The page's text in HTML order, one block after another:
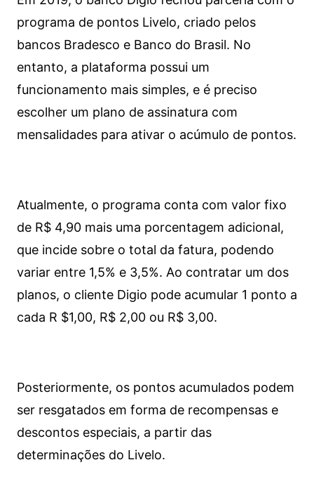
programa de pontos Livelo, criado pelos
bancos Bradesco e Banco do Brasil. No
entanto, a plataforma possui um
funcionamento mais simples, e é preciso
escolher um plano de assinatura com
mensalidades para ativar o acúmulo de pontos.
Atualmente, o programa conta com valor fixo
de R$ 4,90 mais uma porcentagem adicional,
que incide sobre o total da fatura, podendo
variar entre 1,5% e 3,5%. Ao contratar um dos
planos, o cliente Digio pode acumular 1 ponto a
cada R $1,00, R$ 2,00 ou R$ 3,00.
Posteriormente, os pontos acumulados podem
ser resgatados em forma de recompensas e
descontos especiais, a partir das
determinações do Livelo.